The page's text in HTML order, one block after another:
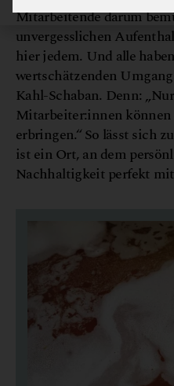
Mitarbeitende darum
unvergesslichen
hier jedem. Und alle
wertschätzenden
Kahl-Schaban. Denn:
Mitarbeiter:innen
erbringen.“ So lässt sich
ist ein Ort, an dem
Nachhaltigkeit perfekt